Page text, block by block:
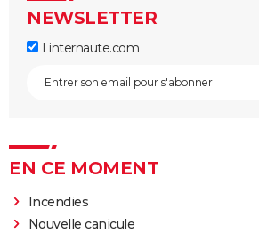
NEWSLETTER
Linternaute.com
EN CE MOMENT
Incendies
Nouvelle canicule